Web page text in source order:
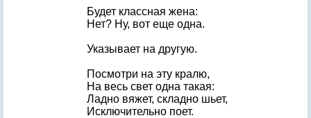
Будет классная жена:
Нет? Ну, вот еще одна.
Указывает на другую.
Посмотри на эту кралю,
На весь свет одна такая:
Ладно вяжет, складно шьет,
Исключительно поет.